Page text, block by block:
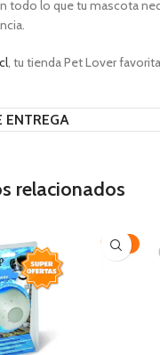
todo lo que tu mascota
, tu tienda Pet Lover
ENTREGA
relacionados
-35%